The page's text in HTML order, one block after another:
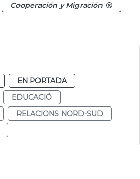
Cooperación y Migración
EN PORTADA
EDUCACIÓ
RELACIONS NORD-SUD